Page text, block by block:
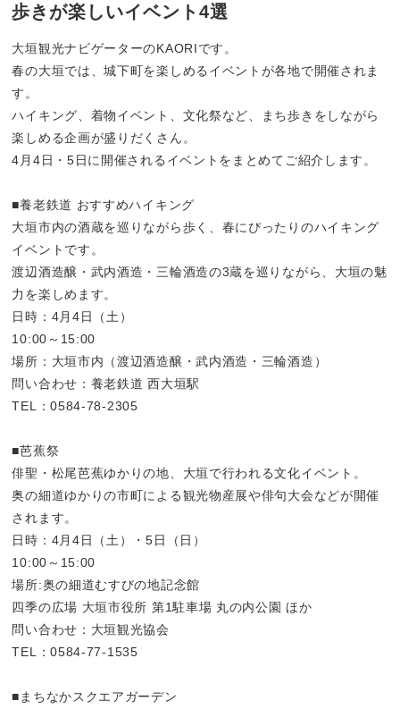
歩きが楽しいイベント4選
大垣観光ナビゲーターのKAORIです。
春の大垣では、城下町を楽しめるイベントが各地で開催されま
す。
ハイキング、着物イベント、文化祭など、まち歩きをしながら
楽しめる企画が盛りだくさん。
4月4日・5日に開催されるイベントをまとめてご紹介します。
■養老鉄道 おすすめハイキング
大垣市内の酒蔵を巡りながら歩く、春にぴったりのハイキング
イベントです。
渡辺酒造醸・武内酒造・三輪酒造の3蔵を巡りながら、大垣の魅
力を楽しめます。
日時：4月4日（土）
10:00～15:00
場所：大垣市内（渡辺酒造醸・武内酒造・三輪酒造）
問い合わせ：養老鉄道 西大垣駅
TEL：0584-78-2305
■芭蕉祭
俳聖・松尾芭蕉ゆかりの地、大垣で行われる文化イベント。
奥の細道ゆかりの市町による観光物産展や俳句大会などが開催
されます。
日時：4月4日（土）・5日（日）
10:00～15:00
場所:奥の細道むすびの地記念館
四季の広場 大垣市役所 第1駐車場 丸の内公園 ほか
問い合わせ：大垣観光協会
TEL：0584-77-1535
■まちなかスクエアガーデン